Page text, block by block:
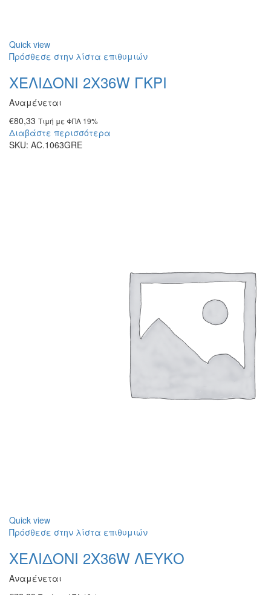
Quick view
Πρόσθεσε στην λίστα επιθυμιών
ΧΕΛΙΔΟΝΙ 2Χ36W ΓΚΡΙ
Αναμένεται
€80,33 Τιμή με ΦΠΑ 19%
Διαβάστε περισσότερα
SKU: AC.1063GRE
Quick view
Πρόσθεσε στην λίστα επιθυμιών
ΧΕΛΙΔΟΝΙ 2Χ36W ΛΕΥΚΟ
Αναμένεται